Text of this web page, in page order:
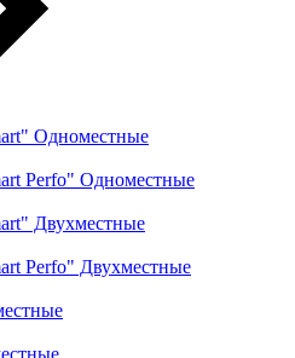
Одноместные
Perfo" Одноместные
Двухместные
Perfo" Двухместные